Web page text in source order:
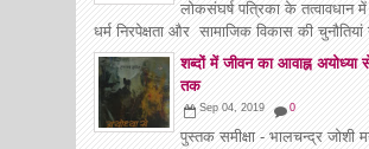
लोकसंघर्ष पत्रिका के
धर्म निरपेक्षता और सामाजिक विकास की
शब्दों में जीवन का आवाह्न अयोध्या
तक
Sep 04, 2019 0
पुस्तक समीक्षा - भालचन्द्र जोशी